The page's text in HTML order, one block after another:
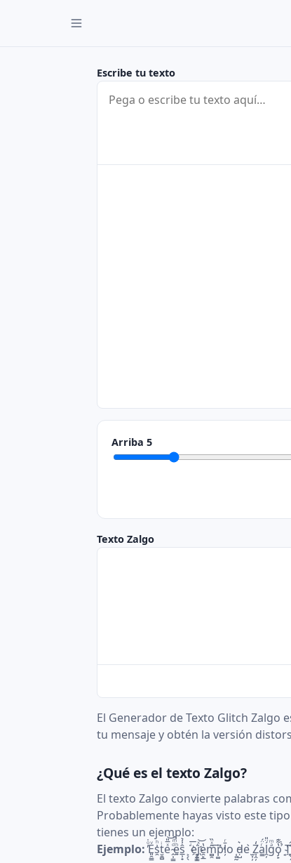
Escribe tu texto
Arriba 5
Texto Zalgo
El Generador de Texto Glitch
tu mensaje y obtén la versión
¿Qué es el texto Zalgo?
El texto Zalgo convierte palabras
Probablemente hayas visto este
tienes un ejemplo:
Ejemplo:̓ͦ̇E͈̯̳ͮs̯͗ͪt̮̱̻ͥeͯ̅̎͝ ̴̭̹͇ͩͬe͍ͪͪ̑ŝ̲̹̟̾͛ ͕̗̖͘ ͥ͞e҉̯̝̹j̫͇ͯ͝e̯̙̲̔m̻̯̑ͯ̏͢p͚̽̕ļ̄ͬo ̜͍̰ḍ̵̺͛e ̫͎̦̀Z͎̭̦̒a͇ͬ̈́ḽ̦́̈̎gͣͫo̡̙̔͂͊